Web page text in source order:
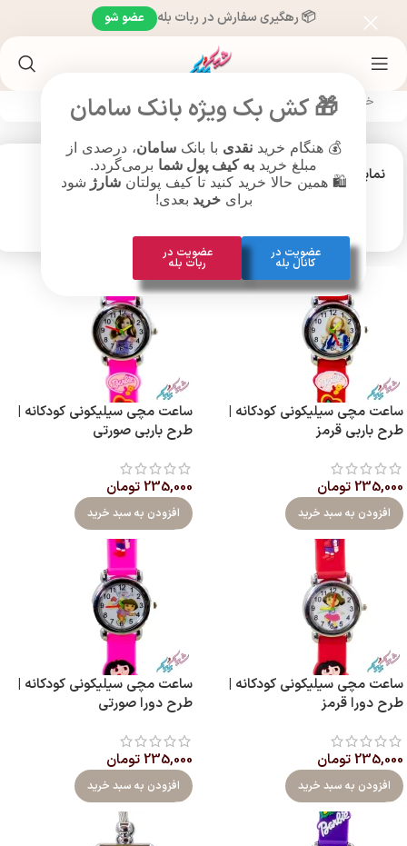
🎁 کش بک ویژه بانک سامان
💰 هنگام خریدنقدی با بانکسامان، درصدی از
مبلغ خرید به کیف پول شما برمی‌گردد.
🛍️ همین حالا خرید کنید تا کیف پولتانشارژ شود
برایخرید بعدی!
عضویت در
کانال بله
عضویت در
ربات بله
📦 رهگیری سفارش در ربات بله عضو شو
خانه ساعت مچی/ ساعت براساس نوع نمایش/ساعت عقربه ای
نمایش 12
18
24
ساعت مچی سیلیکونی کودکانه |
طرح باربی قرمز
235,000تومان
افزودن به سبد خرید
ساعت مچی سیلیکونی کودکانه |
طرح باربی صورتی
235,000تومان
افزودن به سبد خرید
ساعت مچی سیلیکونی کودکانه |
طرح دورا قرمز
235,000تومان
افزودن به سبد خرید
ساعت مچی سیلیکونی کودکانه |
طرح دورا صورتی
235,000تومان
افزودن به سبد خرید